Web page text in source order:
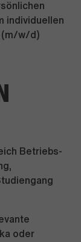
individuellen
(m/w/d)
Betriebs-
oder